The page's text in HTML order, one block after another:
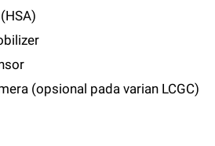
(opsional pada varian LCGC)